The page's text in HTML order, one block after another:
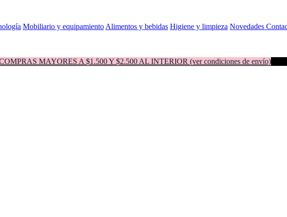
Mobiliario y equipamiento Alimentos y bebidas Higiene y limpieza Novedades
MAYORES A $1.500 Y $2.500 AL INTERIOR (ver condiciones de envío)